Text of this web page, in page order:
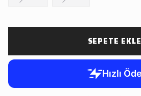
SEPETE EKLE